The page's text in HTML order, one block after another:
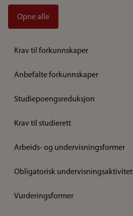
Opne alle
Krav til forkunnskaper
Anbefalte forkunnskaper
Studiepoengsreduksjon
Krav til studierett
Arbeids- og undervisningsformer
Obligatorisk undervisningsaktivitet
Vurderingsformer